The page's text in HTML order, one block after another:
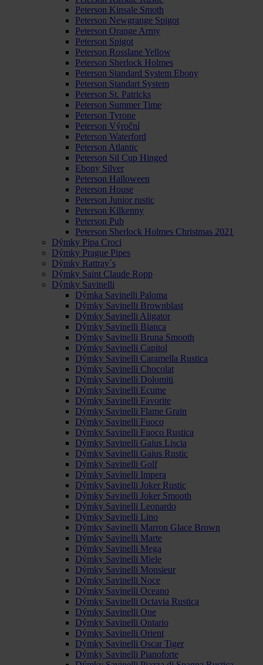
Peterson Kinsale Smoth
Peterson Newgrange Spigot
Peterson Orange Army
Peterson Spigot
Peterson Rosslane Yellow
Peterson Sherlock Holmes
Peterson Standard System Ebony
Peterson Standart System
Peterson St. Patricks
Peterson Summer Time
Peterson Tyrone
Peterson Výroční
Peterson Waterford
Peterson Atlantic
Peterson Sil Cup Hinged
Ebony Silver
Peterson Halloween
Peterson House
Peterson Junior rustic
Peterson Kilkenny
Peterson Pub
Peterson Sherlock Holmes Christmas 2021
Dýmky Pipa Croci
Dýmky Prague Pipes
Dýmky Rattray´s
Dýmky Saint Claude Ropp
Dýmky Savinelli
Dýmka Savinelli Paloma
Dýmky Savinelli Brownblast
Dýmky Savinelli Aligator
Dýmky Savinelli Bianca
Dýmky Savinelli Bruna Smooth
Dýmky Savinelli Capitol
Dýmky Savinelli Caramella Rustica
Dýmky Savinelli Chocolat
Dýmky Savinelli Dolomiti
Dýmky Savinelli Ecume
Dýmky Savinelli Favorite
Dýmky Savinelli Flame Grain
Dýmky Savinelli Fuoco
Dýmky Savinelli Fuoco Rustica
Dýmky Savinelli Gaius Liscia
Dýmky Savinelli Gaius Rustic
Dýmky Savinelli Golf
Dýmky Savinelli Impera
Dýmky Savinelli Joker Rustic
Dýmky Savinelli Joker Smooth
Dýmky Savinelli Leonardo
Dýmky Savinelli Lino
Dýmky Savinelli Marron Glace Brown
Dýmky Savinelli Marte
Dýmky Savinelli Mega
Dýmky Savinelli Miele
Dýmky Savinelli Monsieur
Dýmky Savinelli Noce
Dýmky Savinelli Oceano
Dýmky Savinelli Octavia Rustica
Dýmky Savinelli One
Dýmky Savinelli Ontario
Dýmky Savinelli Orient
Dýmky Savinelli Oscar Tiger
Dýmky Savinelli Pianoforte